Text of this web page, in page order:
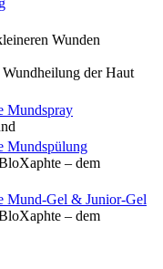
Wunden
der Haut
Mundspray
Mundspülung
– dem
Mund-Gel & Junior-Gel
– dem